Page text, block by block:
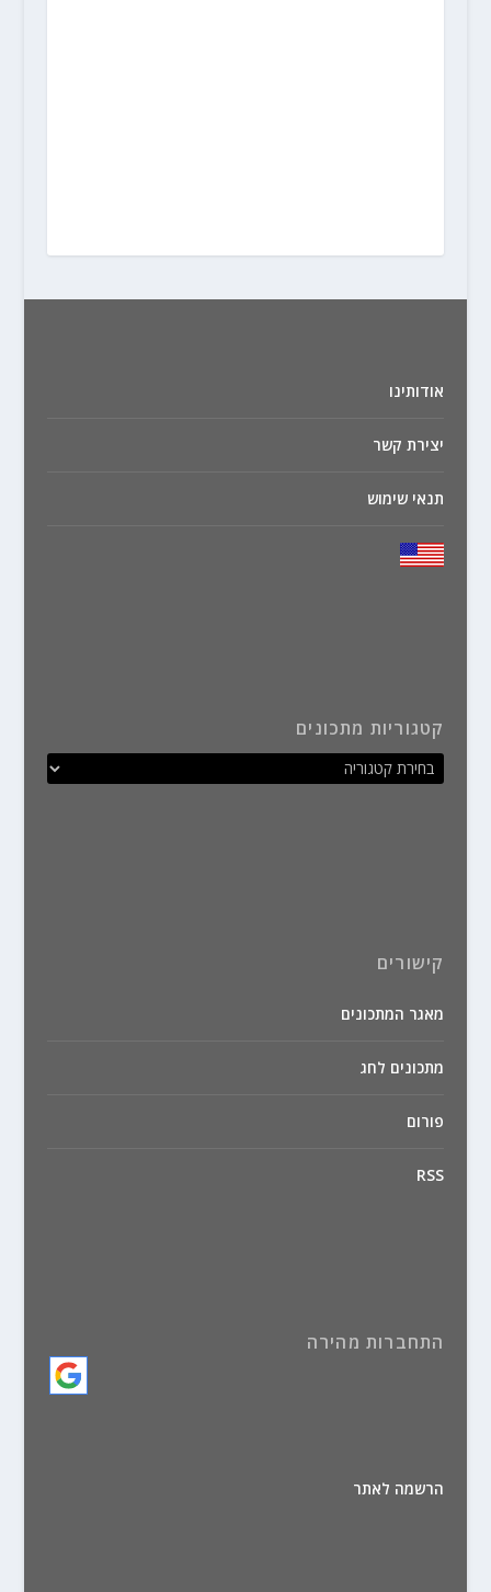
אודותינו
יצירת קשר
תנאי שימוש
קטגוריות מתכונים
קישורים
מאגר המתכונים
מתכונים לחג
פורום
RSS
התחברות מהירה
הרשמה לאתר